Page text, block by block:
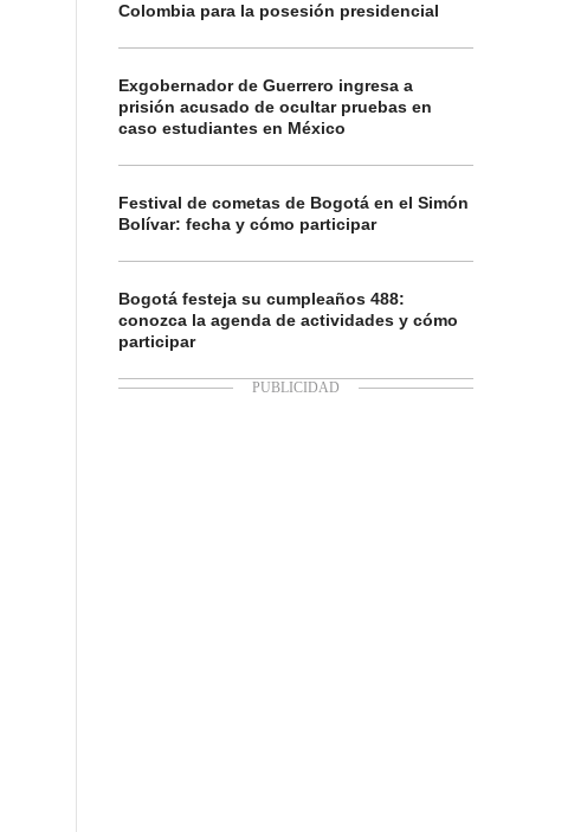
Colombia para la posesión presidencial
Exgobernador de Guerrero ingresa a
prisión acusado de ocultar pruebas en
caso estudiantes en México
Festival de cometas de Bogotá en el Simón
Bolívar: fecha y cómo participar
Bogotá festeja su cumpleaños 488:
conozca la agenda de actividades y cómo
participar